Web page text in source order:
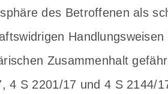
des Betroffenen als
Zusammenhalt
4 S 2201/17 und 4 S 2144/